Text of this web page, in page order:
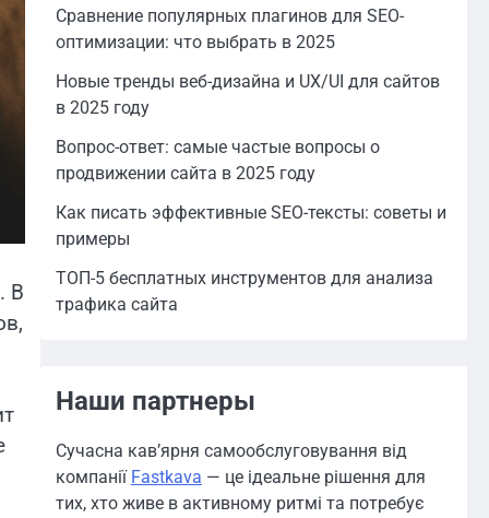
В
Сравнение популярных плагинов для SEO-
оптимизации: что выбрать в 2025
Новые тренды веб-дизайна и UX/UI для сайтов
в 2025 году
Вопрос-ответ: самые частые вопросы о
продвижении сайта в 2025 году
Как писать эффективные SEO-тексты: советы и
примеры
ТОП-5 бесплатных инструментов для анализа
трафика сайта
Наши партнеры
Сучасна кав’ярня самообслуговування від
компанії Fastkava — це ідеальне рішення для
тих, хто живе в активному ритмі та потребує